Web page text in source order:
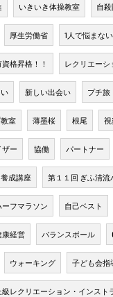
いきいき体操教室 自
厚生労働省 1人で悩まな
格昇格！！ レクリエー
新しい出会い プチ旅
室 薄墨桜 根尾
ー 協働 パートナー
成講座 第１１回 ぎふ清
ーフマラソン 自己ベスト
康経営 バランスボール
ウォーキング 子ども会指
級レクリエーション・インスト